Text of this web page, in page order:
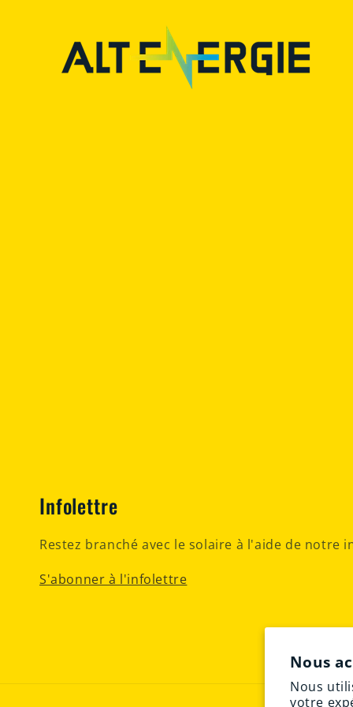
Nous
Nous
votre
Infolettre
Restez branché avec le solaire à l'aide de notre
S'abonner à l'infolettre